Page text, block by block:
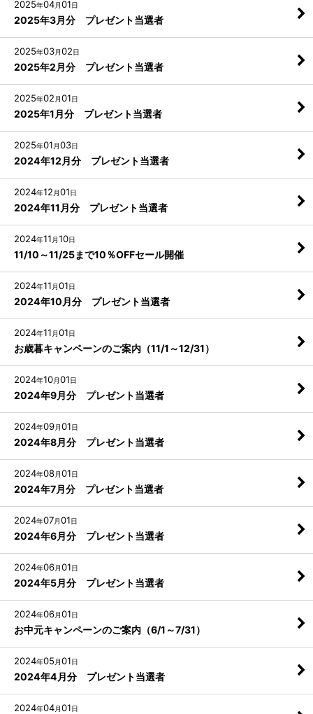
2025年04月01日
2025年3月分 プレゼント当選者
2025年03月02日
2025年2月分 プレゼント当選者
2025年02 月01日
2025年1月分 プレゼント当選者
2025年01 月03日
2024年12月分 プレゼント当選者
2024年12 月01日
2024年11月分 プレゼント当選者
2024年11 月10日
11/10～11/25まで10％OFFセール開催
2024年11 月01日
2024年10月分 プレゼント当選者
2024年11 月01日
お歳暮キャンペーンのご案内（11/1～12/31）
2024年10月01日
2024年9月分 プレゼント当選者
2024年09月01日
2024年8月分 プレゼント当選者
2024年08月01日
2024年7月分 プレゼント当選者
2024年07月01日
2024年6月分 プレゼント当選者
2024年06月01日
2024年5月分 プレゼント当選者
2024年06月01日
お中元キャンペーンのご案内（6/1～7/31）
2024年05 月01日
2024年4月分 プレゼント当選者
2024年04月01日